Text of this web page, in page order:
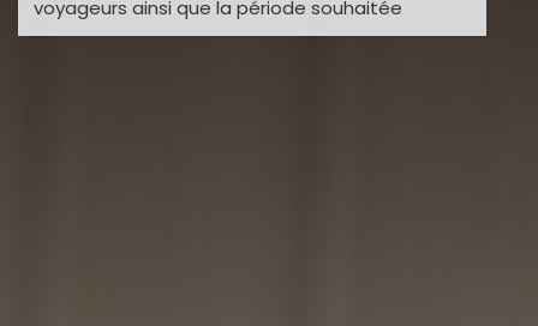
voyageurs ainsi que la période souhaitée